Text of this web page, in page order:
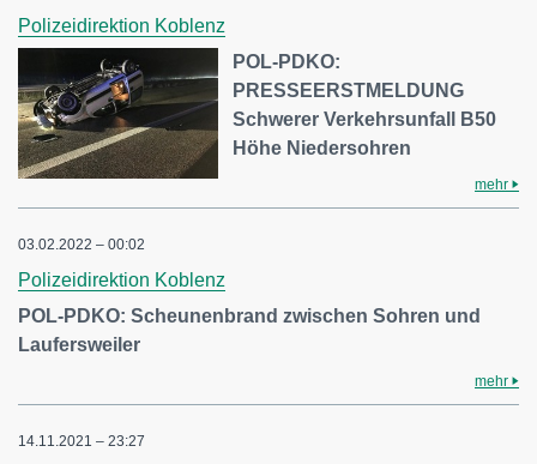
Polizeidirektion Koblenz
POL-PDKO:
PRESSEERSTMELDUNG
Schwerer Verkehrsunfall B50
Höhe Niedersohren
mehr
03.02.2022 – 00:02
Polizeidirektion Koblenz
POL-PDKO: Scheunenbrand zwischen Sohren und
Laufersweiler
mehr
14.11.2021 – 23:27